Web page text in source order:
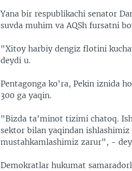
Yana bir respublikachi senator
suvda muhim va AQSh fursatni
"Xitoy harbiy dengiz flotini
deydi u.
Pentagonga ko'ra, Pekin iznida
300 ga yaqin.
"Bizda ta'minot tizimi chatoq.
sektor bilan yaqindan
mustahkamlashimiz zarur", -
Demokratlar hukumat